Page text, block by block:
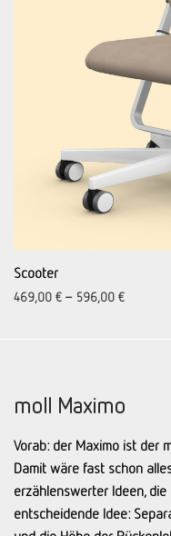
Scooter
469,00 € – 596,00 €
moll Maximo
Vorab: der Maximo ist der
Damit wäre fast schon
erzählenswerter Ideen,
entscheidende Idee: